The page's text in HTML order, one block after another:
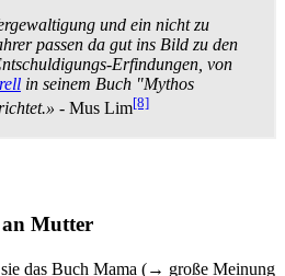
und ein nicht zu
passen da gut ins Bild zu den
Erfindungen, von
in seinem Buch "Mythos
- Mus Lim[8]
an Mutter
das Buch Mama (→ große Meinung